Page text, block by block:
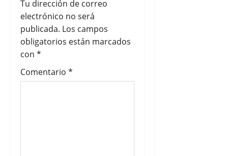
n
d
e
e
Tu dirección de correo
electrónico no será
publicada. Los campos
obligatorios están marcados
con *
Comentario *